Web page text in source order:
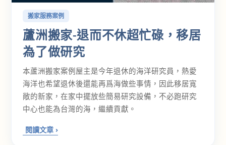
蘆洲搬家-退而不休超忙碌，移居
為了做研究
搬家服務案例
本蘆洲搬家案例屋主是今年退休的海洋研究員，熱愛
海洋也希望退休後還能再爲海做些事情，因此移居寬
敞的新家，在家中擺放些簡易研究設備，不必跑研究
中心也能為台灣的海，繼續貢獻。